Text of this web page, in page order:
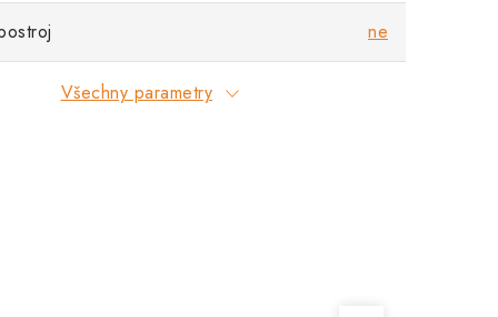
ne
Všechny parametry